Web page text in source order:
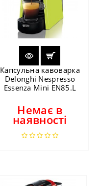
Капсульна кавоварка
Delonghi Nespresso
Essenza Mini EN85.L
Немає в
наявності